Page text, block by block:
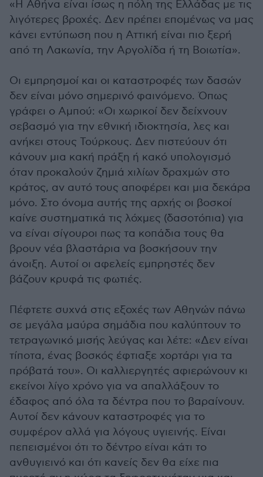
«Η Αθήνα είναι ίσως η πόλη της Ελλάδας με τις
λιγότερες βροχές. Δεν πρέπει επομένως να μας
κάνει εντύπωση που η Αττική είναι πιο ξερή
από τη Λακωνία, την Αργολίδα ή τη Βοιωτία».
Οι εμπρησμοί και οι καταστροφές των δασών
δεν είναι μόνο σημερινό φαινόμενο. Όπως
γράφει ο Αμπού: «Οι χωρικοί δεν δείχνουν
σεβασμό για την εθνική ιδιοκτησία, λες και
ανήκει στους Τούρκους. Δεν πιστεύουν ότι
κάνουν μια κακή πράξη ή κακό υπολογισμό
όταν προκαλούν ζημιά χιλίων δραχμών στο
κράτος, αν αυτό τους αποφέρει και μια δεκάρα
μόνο. Στο όνομα αυτής της αρχής οι βοσκοί
καίνε συστηματικά τις λόχμες (δασοτόπια) για
να είναι σίγουροι πως τα κοπάδια τους θα
βρουν νέα βλαστάρια να βοσκήσουν την
άνοιξη. Αυτοί οι αφελείς εμπρηστές δεν
βάζουν κρυφά τις φωτιές.
Πέφτετε συχνά στις εξοχές των Αθηνών πάνω
σε μεγάλα μαύρα σημάδια που καλύπτουν το
τετραγωνικό μισής λεύγας και λέτε: «Δεν είναι
τίποτα, ένας βοσκός έφτιαξε χορτάρι για τα
πρόβατά του». Οι καλλιεργητές αφιερώνουν κι
εκείνοι λίγο χρόνο για να απαλλάξουν το
έδαφος από όλα τα δέντρα που το βαραίνουν.
Αυτοί δεν κάνουν καταστροφές για το
συμφέρον αλλά για λόγους υγιεινής. Είναι
πεπεισμένοι ότι το δέντρο είναι κάτι το
ανθυγιεινό και ότι κανείς δεν θα είχε πια